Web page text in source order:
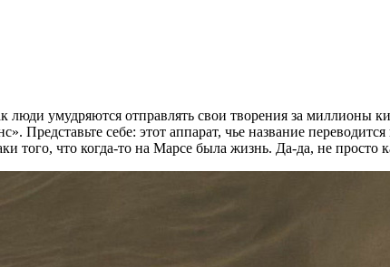
люди умудряются отправлять свои творения за
Представьте себе: этот аппарат, чье название
того, что когда-то на Марсе была жизнь. Да-да, не